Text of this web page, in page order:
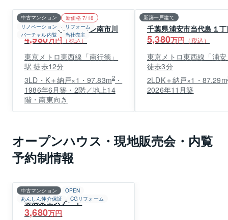
中古マンション
新価格 7/18
リノベーション
リフォーム
バーチャル内覧
当社売主
ライオンズマンション南市川
4,980万円 （税込）
東京メトロ東西線「南行徳」
駅 徒歩12分
3LD・K＋納戸×1・97.83m2 ・
1986年6月築・2階／地上14
階・南東向き
新築一戸建て
千葉県浦安市当代島１
5,380万円 （税込）
東京メトロ東西線「浦
徒歩3分
2LDK＋納戸×1・87.29m
2026年11月築
オープンハウス・現地販売会・内覧
予約制情報
中古マンション
OPEN
あんしん仲介保証
CGリフォーム
美浜東エステート
3,680万円